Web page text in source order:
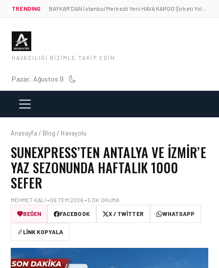
TRENDING
HAVACILIĞI BIZIMLE TAKIP EDIN
Pazar, Ağustos 9
Anasayfa / Blog / Havayolu
SUNEXPRESS’TEN ANTALYA VE İZMIR’E
YAZ SEZONUNDA HAFTALIK 1000
SEFER
MEHMET KALI • 06 TEM 2026 • 5 DK OKUMA
BEĞEN
FACEBOOK X / TWITTER WHATSAPP
LINK KOPYALA